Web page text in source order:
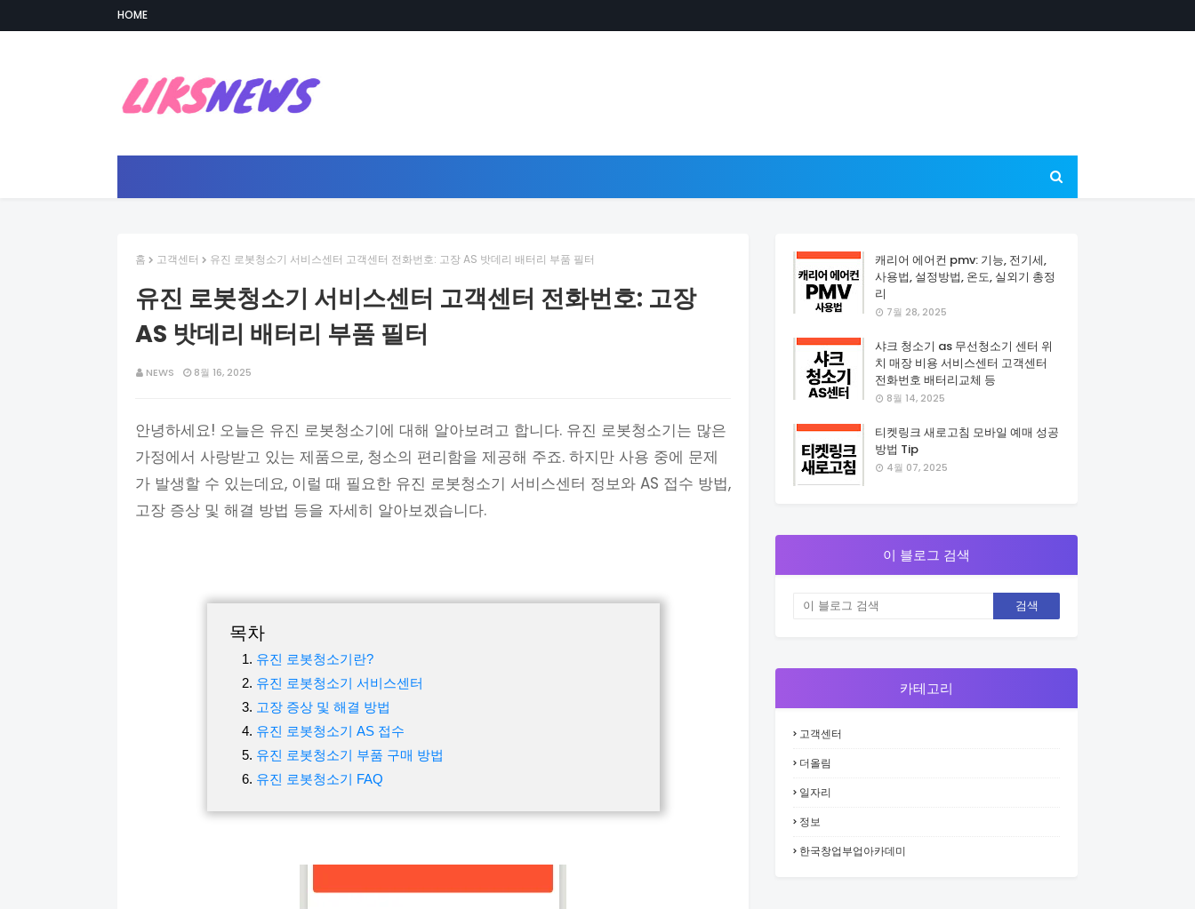
HOME
홈 고객센터 유진 로봇청소기 서비스센터 고객센터 전화번호: 고장 AS 밧데리 배터리 부품 필터
유진 로봇청소기 서비스센터 고객센터 전화번호: 고장
AS 밧데리 배터리 부품 필터
NEWS 8월 16, 2025
안녕하세요! 오늘은 유진 로봇청소기에 대해 알아보려고 합니다. 유진 로봇청소기는 많은
가정에서 사랑받고 있는 제품으로, 청소의 편리함을 제공해 주죠. 하지만 사용 중에 문제
가 발생할 수 있는데요, 이럴 때 필요한 유진 로봇청소기 서비스센터 정보와 AS 접수 방법,
고장 증상 및 해결 방법 등을 자세히 알아보겠습니다.
목차
유진 로봇청소기란?
유진 로봇청소기 서비스센터
고장 증상 및 해결 방법
유진 로봇청소기 AS 접수
유진 로봇청소기 부품 구매 방법
유진 로봇청소기 FAQ
캐리어 에어컨 pmv: 기능, 전기세,
사용법, 설정방법, 온도, 실외기 총정
리
7월 28, 2025
샤크 청소기 as 무선청소기 센터 위
치 매장 비용 서비스센터 고객센터
전화번호 배터리교체 등
8월 14, 2025
티켓링크 새로고침 모바일 예매 성공
방법 Tip
4월 07, 2025
이 블로그 검색
카테고리
고객센터
더올림
일자리
정보
한국창업부업아카데미